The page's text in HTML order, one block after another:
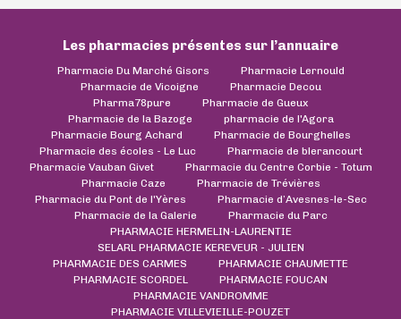
Les pharmacies présentes sur l’annuaire
Pharmacie Du Marché Gisors
Pharmacie Lernould
Pharmacie de Vicoigne
Pharmacie Decou
Pharma78pure
Pharmacie de Gueux
Pharmacie de la Bazoge
pharmacie de l'Agora
Pharmacie Bourg Achard
Pharmacie de Bourghelles
Pharmacie des écoles - Le Luc
Pharmacie de blerancourt
Pharmacie Vauban Givet
Pharmacie du Centre Corbie - Totum
Pharmacie Caze
Pharmacie de Trévières
Pharmacie du Pont de l'Yères
Pharmacie d’Avesnes-le-Sec
Pharmacie de la Galerie
Pharmacie du Parc
PHARMACIE HERMELIN-LAURENTIE
SELARL PHARMACIE KEREVEUR - JULIEN
PHARMACIE DES CARMES
PHARMACIE CHAUMETTE
PHARMACIE SCORDEL
PHARMACIE FOUCAN
PHARMACIE VANDROMME
PHARMACIE VILLEVIEILLE-POUZET